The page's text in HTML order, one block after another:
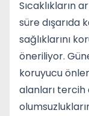
Sıcaklıkların
süre dışarıda
sağlıklarını
öneriliyor.
koruyucu
alanları